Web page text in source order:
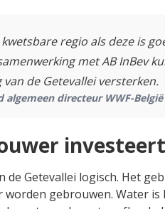
regio als deze is
met AB InBev
de Getevallei versterken.
directeur WWF-België
de Getevallei logisch. Het
worden gebrouwen. Water